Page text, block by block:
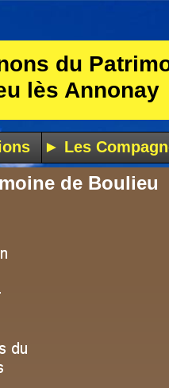
de Boulieu
du
lès Annonay
► Les